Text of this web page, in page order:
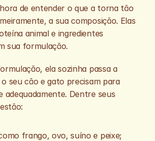
de entender o que a torna tão
a sua composição. Elas
animal e ingredientes
sua formulação.
ela sozinha passa a
seu cão e gato precisam para
adequadamente. Dentre seus
frango, ovo, suíno e peixe;